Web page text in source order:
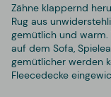
Zähne klappernd
Rug aus
gemütlich und warm.
auf dem Sofa,
gemütlicher werden
Fleecedecke